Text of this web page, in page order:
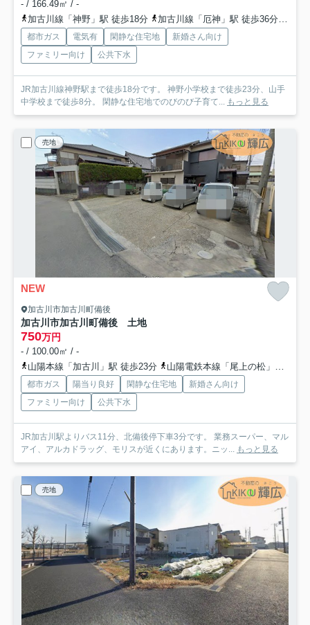
- / 166.49㎡ / -
加古川線「神野」駅 徒歩18分
加古川線「厄神」駅 徒歩36分
都市ガス 電気有 閑静な住宅地
新婚さん向け
ファミリー向け
公共下水
JR加古川線神野駅まで徒歩18分です。 神野小学校まで徒歩23分、山手
中学校まで徒歩8分。 閑静な住宅地でのびのび子育て... もっと見る
売地
NEW
加古川市加古川町備後
加古川市加古川町備後 土地
750万円
- / 100.00㎡ / -
山陽本線「加古川」駅 徒歩23分
山陽電鉄本線「尾上の松」駅 徒歩22分
都市ガス 陽当り良好 閑静な住宅地
新婚さん向け
ファミリー向け
公共下水
JR加古川駅よりバス11分、北備後停下車3分です。 業務スーパー、マル
アイ、アルカドラッグ、モリスが近くにあります。ニッ... もっと見る
売地